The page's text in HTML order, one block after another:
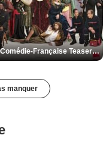
De la Comédie-Française Teaser VF
manquer